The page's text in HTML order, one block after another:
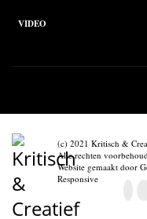
VIDEO
(c) 2021 Kritisch &
Alle rechten
Website gemaakt door
Responsive